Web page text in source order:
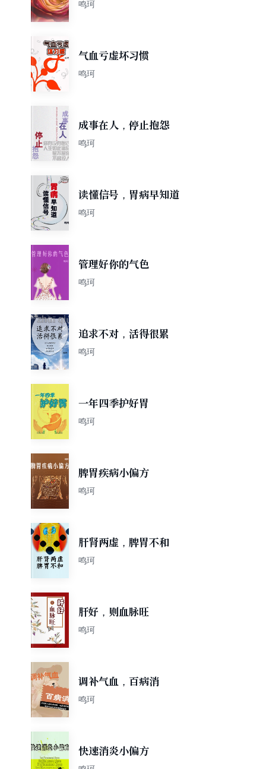
鸣珂
气血亏虚坏习惯
鸣珂
成事在人，停止抱怨
鸣珂
读懂信号，胃病早知道
鸣珂
管理好你的气色
鸣珂
追求不对，活得很累
鸣珂
一年四季护好胃
鸣珂
脾胃疾病小偏方
鸣珂
肝肾两虚，脾胃不和
鸣珂
肝好，则血脉旺
鸣珂
调补气血，百病消
鸣珂
快速消炎小偏方